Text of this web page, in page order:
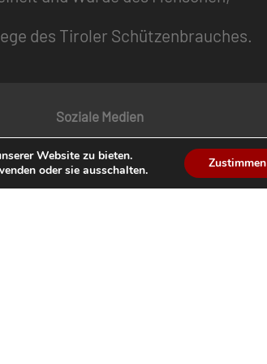
des Tiroler Schützenbrauches.
Soziale Medien
Facebook
Instagram
Website zu bieten.
oder sie ausschalten. Zustimmen